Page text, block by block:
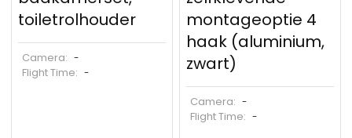
toiletrolhouder
Camera: -
Flight Time: -
montageoptie 4
haak (aluminium,
zwart)
Camera: -
Flight Time: -